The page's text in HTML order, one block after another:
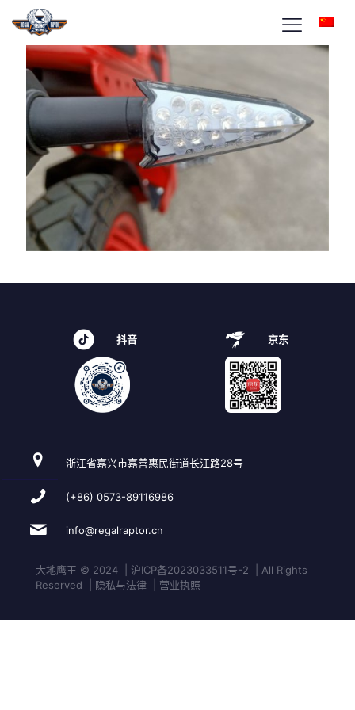
抖音 京东
浙江省嘉兴市嘉善惠民街道长江路28号
(+86) 0573-89116986
info@regalraptor.cn
大地鹰王 © 2024 | 沪ICP备2023033511号-2 | All Rights
Reserved | 隐私与法律 | 营业执照